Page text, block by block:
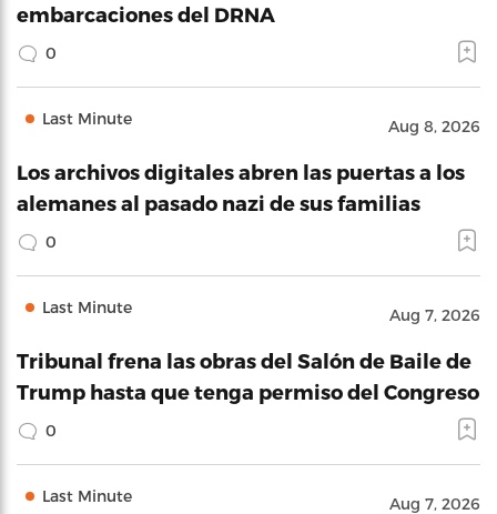
embarcaciones del DRNA
0
Last Minute Aug 8, 2026
Los archivos digitales abren las puertas a los
alemanes al pasado nazi de sus familias
0
Last Minute Aug 7, 2026
Tribunal frena las obras del Salón de Baile de
Trump hasta que tenga permiso del Congreso
0
Last Minute Aug 7, 2026